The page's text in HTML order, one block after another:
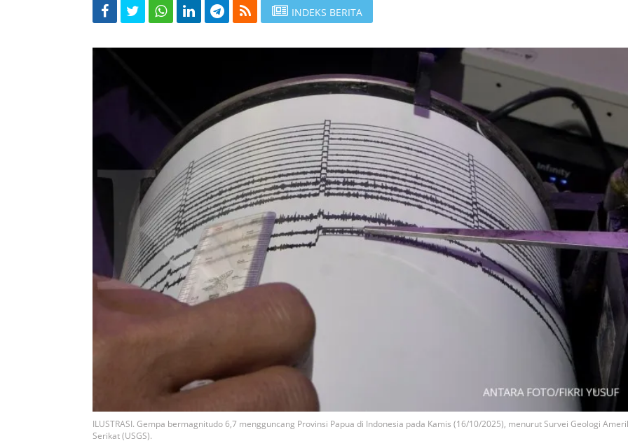
INDEKS BERITA
ILUSTRASI. Gempa bermagnitudo 6,7 mengguncang Provinsi Papua di Indonesia pada Kamis (16/10/2025), menurut Survei Geologi
Serikat (USGS).